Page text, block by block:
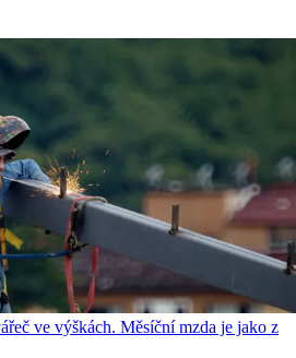
ve výškách. Měsíční mzda je jako z